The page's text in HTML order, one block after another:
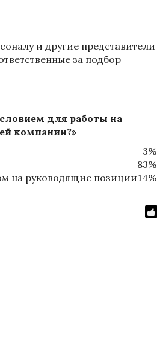
и другие представители
за подбор
для работы на
компании?»
3%
83%
на руководящие позиции14%